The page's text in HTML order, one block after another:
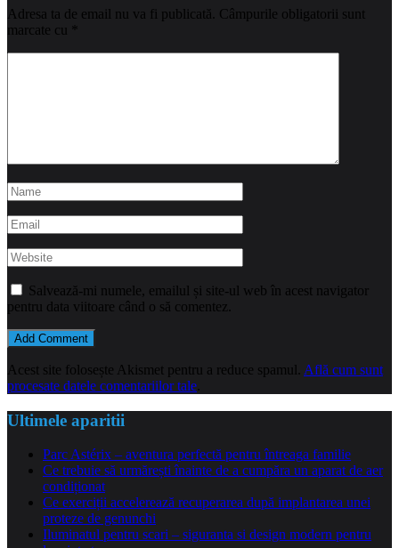
Adresa ta de email nu va fi publicată. Câmpurile obligatorii sunt
marcate cu
Salvează-mi numele, emailul și site-ul web în acest navigator
pentru data viitoare când o să comentez.
Acest site folosește Akismet pentru a reduce spamul. Află cum sunt
procesate datele comentariilor tale
Ultimele aparitii
Parc Astérix – aventura perfectă pentru întreaga familie
Ce trebuie să urmărești înainte de a cumpăra un aparat de aer
condiționat
Ce exerciții accelerează recuperarea după implantarea unei
proteze de genunchi
Iluminatul pentru scari – siguranta si design modern pentru